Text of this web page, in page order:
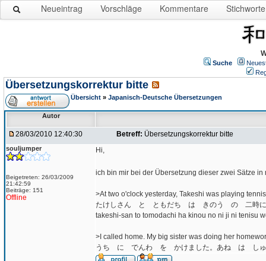
Neueintrag Vorschläge Kommentare Stichworte
Suche
Übersetzungskorrektur bitte
Übersicht » Japanisch-Deutsche Übersetzungen
Autor
28/03/2010 12:40:30 Betreff: Übersetzungskorrektur bitte
souljumper
Beigetreten: 26/03/2009
21:42:59
Beiträge: 151
Offline
Hi,
ich bin mir bei der Übersetzung dieser zwei Sätze
>At two o'clock yesterday, Takeshi was playing
たけしさん と ともだち は きのう の 二時
takeshi-san to tomodachi ha kinou no ni ji ni tenisu
>I called home. My big sister was doing her
うち に でんわ を かけました。あね は し